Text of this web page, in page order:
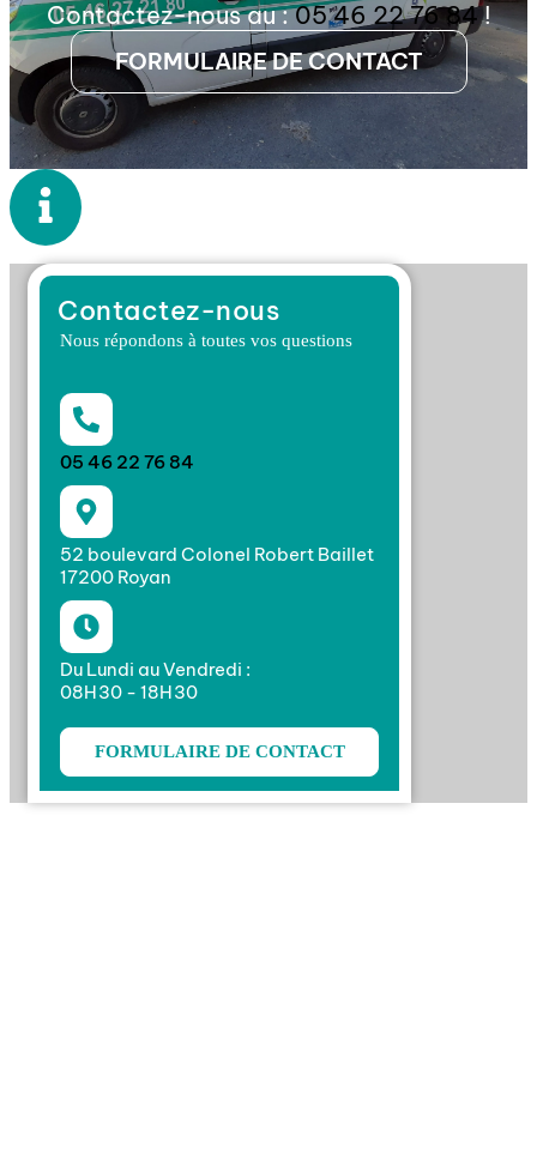
Contactez-nous au :05 46 22 76 84!
FORMULAIRE DE CONTACT
Contactez-nous
Nous répondons à toutes vos questions
05 46 22 76 84
52 boulevard Colonel Robert Baillet
17200 Royan
Du Lundi au Vendredi :
08H30 - 18H30
FORMULAIRE DE CONTACT